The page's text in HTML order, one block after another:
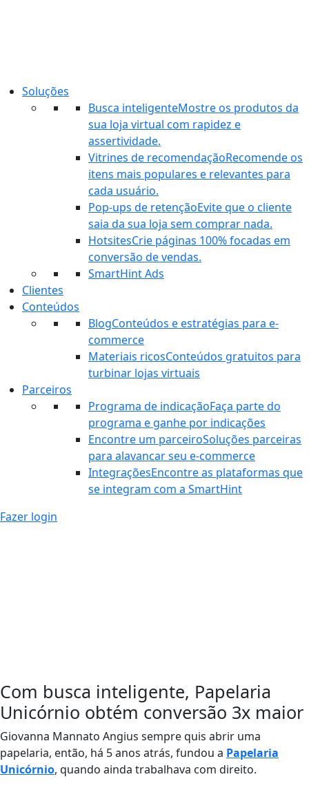
Soluções
Busca inteligenteMostre os produtos da
sua loja virtual com rapidez e
assertividade.
Vitrines de recomendaçãoRecomende os
itens mais populares e relevantes para
cada usuário.
Pop-ups de retençãoEvite que o cliente
saia da sua loja sem comprar nada.
HotsitesCrie páginas 100% focadas em
conversão de vendas.
SmartHint Ads
Clientes
Conteúdos
BlogConteúdos e estratégias para e-
commerce
Materiais ricosConteúdos gratuitos para
turbinar lojas virtuais
Parceiros
Programa de indicaçãoFaça parte do
programa e ganhe por indicações
Encontre um parceiroSoluções parceiras
para alavancar seu e-commerce
IntegraçõesEncontre as plataformas que
se integram com a SmartHint
Fazer login
Com busca inteligente, Papelaria
Unicórnio obtém conversão 3x maior
Giovanna Mannato Angius sempre quis abrir uma
papelaria, então, há 5 anos atrás, fundou a Papelaria
Unicórnio, quando ainda trabalhava com direito.